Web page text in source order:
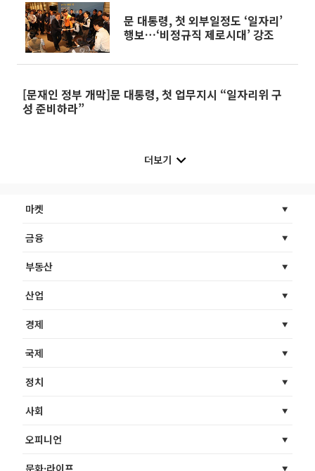
문 대통령, 첫 외부일정도 ‘일자리’
행보…‘비정규직 제로시대’ 강조
[문재인 정부 개막]문 대통령, 첫 업무지시 “일자리위 구
성 준비하라”
더보기
마켓
금융
부동산
산업
경제
국제
정치
사회
오피니언
문화·라이프